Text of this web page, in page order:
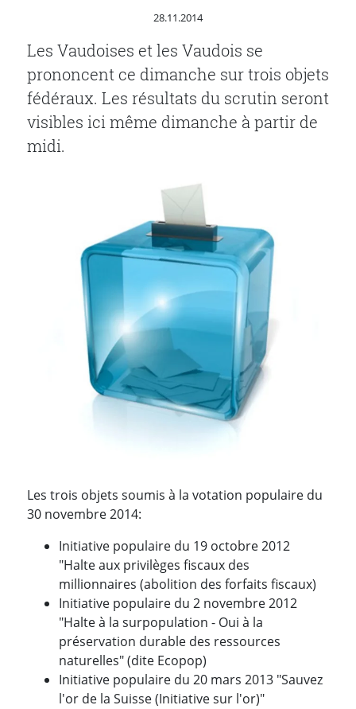
Publié le
28.11.2014
Les Vaudoises et les Vaudois se
prononcent ce dimanche sur trois objets
fédéraux. Les résultats du scrutin seront
visibles ici même dimanche à partir de
midi.
Les trois objets soumis à la votation populaire du
30 novembre 2014:
Initiative populaire du 19 octobre 2012
"Halte aux privilèges fiscaux des
millionnaires (abolition des forfaits fiscaux)
Initiative populaire du 2 novembre 2012
"Halte à la surpopulation - Oui à la
préservation durable des ressources
naturelles" (dite Ecopop)
Initiative populaire du 20 mars 2013 "Sauvez
l'or de la Suisse (Initiative sur l'or)"